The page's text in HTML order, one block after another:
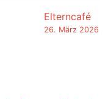
Elterncafé
26. März 2026